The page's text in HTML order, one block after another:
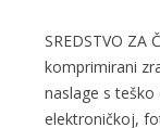
SREDSTVO ZA
komprimirani
naslage s
elektroničkoj,